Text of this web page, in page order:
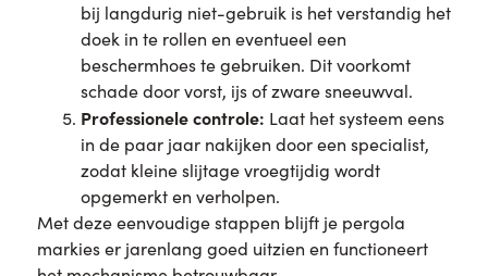
bij langdurig niet-gebruik is het verstandig het
doek in te rollen en eventueel een
beschermhoes te gebruiken. Dit voorkomt
schade door vorst, ijs of zware sneeuwval.
Professionele controle: Laat het systeem eens
in de paar jaar nakijken door een specialist,
zodat kleine slijtage vroegtijdig wordt
opgemerkt en verholpen.
Met deze eenvoudige stappen blijft je pergola
markies er jarenlang goed uitzien en functioneert